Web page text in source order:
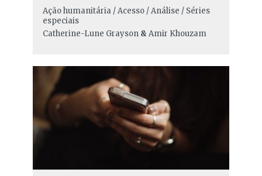
Ação humanitária / Acesso / Análise / Séries
especiais
Catherine-Lune Grayson& Amir Khouzam